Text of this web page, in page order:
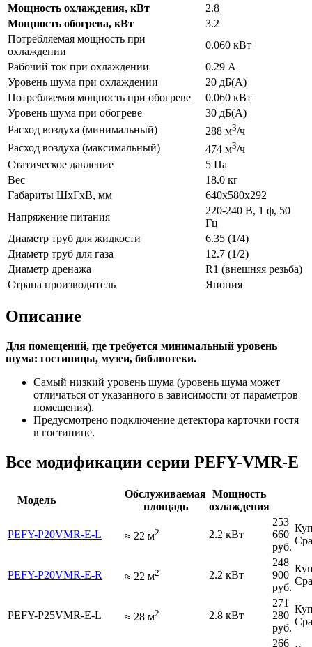
Мощность охлаждения, кВт
2.8
Мощность обогрева, кВт
3.2
Потребляемая мощность при
охлаждении
0.060 кВт
Рабочий ток при охлаждении
0.29 А
Уровень шума при охлаждении
20 дБ(А)
Потребляемая мощность при обогреве
0.060 кВт
Уровень шума при обогреве
30 дБ(А)
Расход воздуха (минимальный)
288 м3/ч
Расход воздуха (максимальный)
474 м3/ч
Статическое давление
5 Па
Вес
18.0 кг
Габариты ШхГхВ, мм
640x580x292
Напряжение питания
220-240 В, 1 ф, 50
Гц
Диаметр труб для жидкости
6.35 (1/4)
Диаметр труб для газа
12.7 (1/2)
Диаметр дренажа
R1 (внешняя резьба)
Страна производитель
Япония
Описание
Для помещений, где требуется минимальный уровень
шума: гостиницы, музеи, библиотеки.
Самый низкий уровень шума (уровень шума может
отличаться от указанного в зависимости от параметров
помещения).
Предусмотрено подключение детектора карточки гостя
в гостинице.
Все модификации серии PEFY-VMR-E
Модель
Обслуживаемая
площадь
Мощность
охлаждения
PEFY-P20VMR-E-L ≈ 22 м2 2.2 кВт
253
660
руб.
PEFY-P20VMR-E-R ≈ 22 м2 2.2 кВт
248
900
руб.
PEFY-P25VMR-E-L ≈ 28 м2 2.8 кВт
271
280
руб.
266